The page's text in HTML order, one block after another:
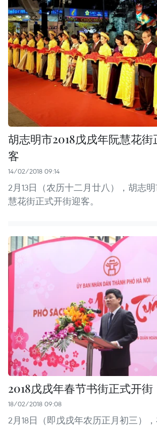
胡志明市2018戊戌年阮慧花街
客
14/02/2018 09:14
2月13日（农历十二月廿八），胡志
慧花街正式开街迎客。
2018戊戌年春节书街正式开街
18/02/2018 09:08
2月18日（即戊戌年农历正月初三）